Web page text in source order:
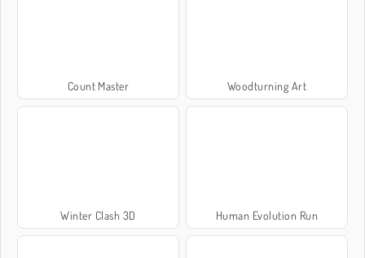
Count Master Woodturning Art
Winter Clash 3D Human Evolution Run